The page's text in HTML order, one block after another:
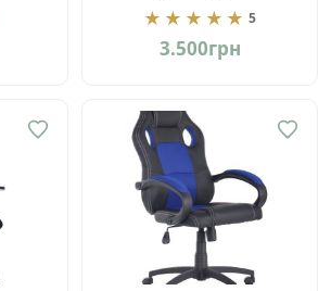
★★★★★ 5
3.500грн